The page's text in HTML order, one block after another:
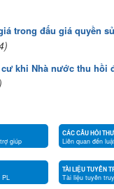
trong đấu giá quyền
khi Nhà nước thu hồi
giúp
CÁC CÂU HỎI
Liên quan đến
PL
TÀI LIỆU TUYÊN
Tài liệu tuyên